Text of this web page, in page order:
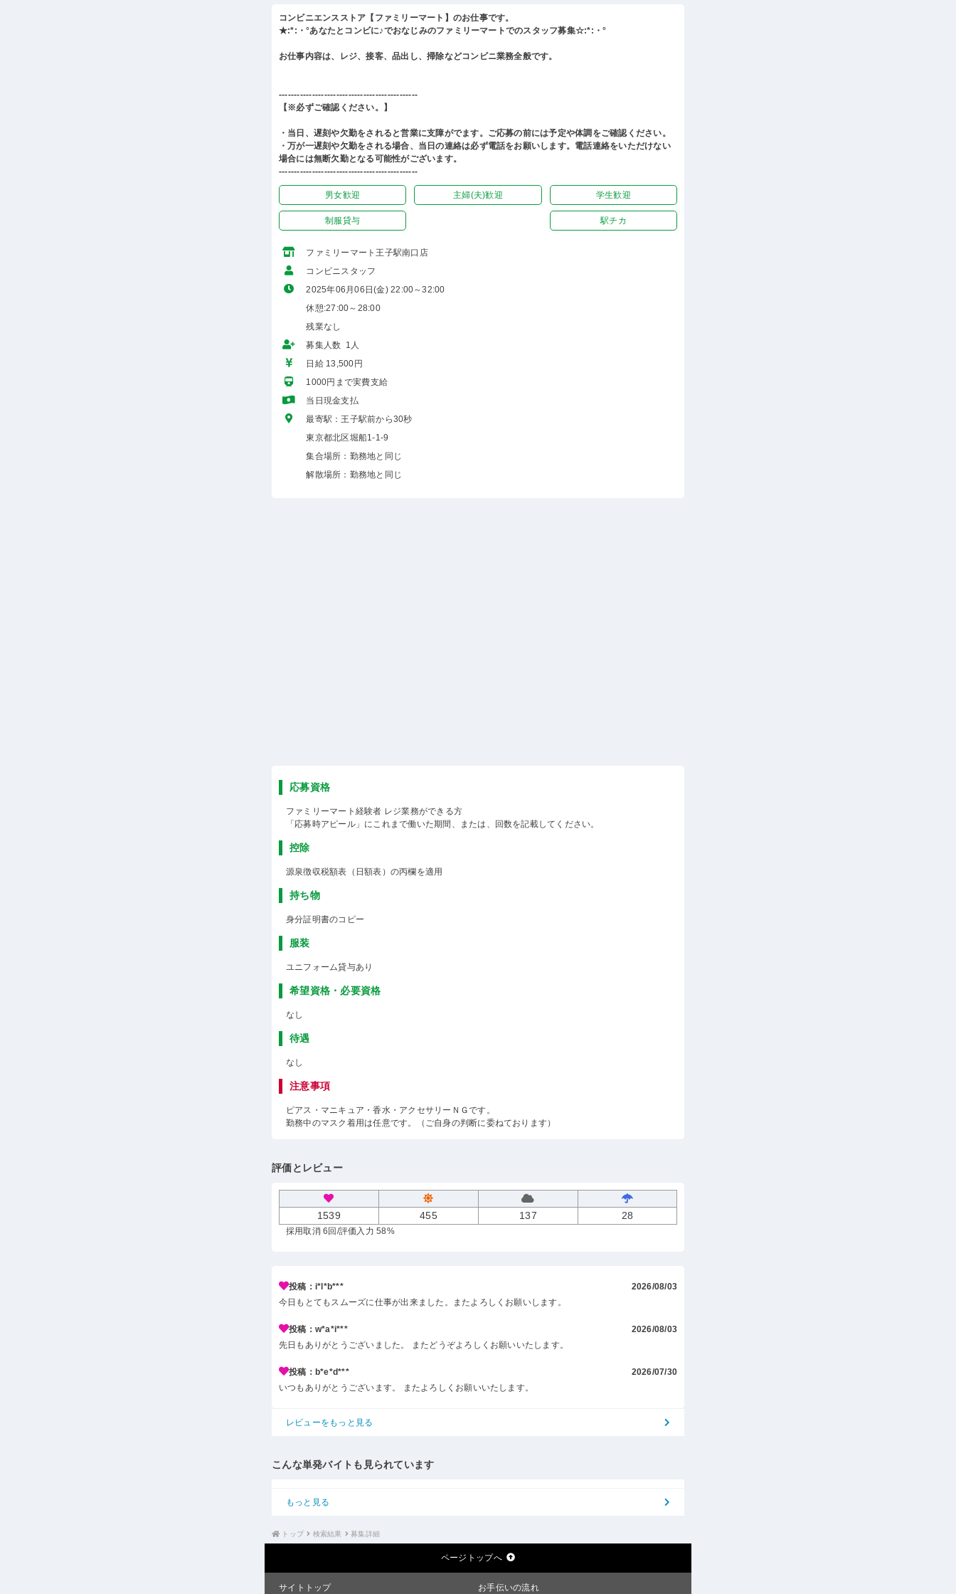
コンビニエンスストア【ファミリーマート】のお仕事です。
★:*:・°あなたとコンビに♪でおなじみのファミリーマートでのスタッフ募集☆:*:・°
お仕事内容は、レジ、接客、品出し、掃除などコンビニ業務全般です。
----------------------------------------------
【※必ずご確認ください。】
・当日、遅刻や欠勤をされると営業に支障がでます。ご応募の前には予定や体調をご確認ください。
・万が一遅刻や欠勤をされる場合、当日の連絡は必ず電話をお願いします。電話連絡をいただけない
場合には無断欠勤となる可能性がございます。
----------------------------------------------
男女歓迎 主婦(夫)歓迎 学生歓迎
制服貸与 駅チカ
ファミリーマート王子駅南口店
コンビニスタッフ
2025年06月06日(金) 22:00～32:00
休憩:27:00～28:00
残業なし
募集人数 1人
日給 13,500円
1000円まで実費支給
当日現金支払
最寄駅：王子駅前から30秒
東京都北区堀船1-1-9
集合場所：勤務地と同じ
解散場所：勤務地と同じ
応募資格
ファミリーマート経験者 レジ業務ができる方
「応募時アピール」にこれまで働いた期間、または、回数を記載してください。
控除
源泉徴収税額表（日額表）の丙欄を適用
持ち物
身分証明書のコピー
服装
ユニフォーム貸与あり
希望資格・必要資格
なし
待遇
なし
注意事項
ピアス・マニキュア・香水・アクセサリーＮＧです。
勤務中のマスク着用は任意です。（ご自身の判断に委ねております）
評価とレビュー
1539 455 137 28
採用取消 6回 /評価入力 58%
投稿：i*l*b***
2026/08/03
今日もとてもスムーズに仕事が出来ました。またよろしくお願いします。
投稿：w*a*i***
2026/08/03
先日もありがとうございました。 またどうぞよろしくお願いいたします。
投稿：b*e*d***
2026/07/30
いつもありがとうございます。 またよろしくお願いいたします。
レビューをもっと見る
こんな単発バイトも見られています
もっと見る
トップ 検索結果 募集詳細
ページトップへ
サイトトップ お手伝いの流れ